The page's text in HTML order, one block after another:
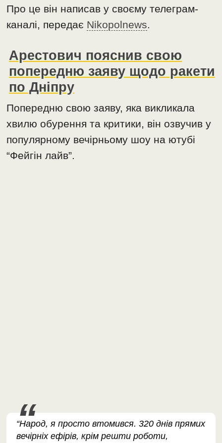
Про це він написав у своєму телеграм-
каналі, передає Nikopolnews.
Арестович пояснив свою
попередню заяву щодо ракети
по Дніпру
Попередню свою заяву, яка викликала
хвилю обурення та критики, він озвучив у
популярному вечірньому шоу на ютубі
“Фейгін лайв”.
“Народ, я просто втомився. 320 днів прямих
вечірніх ефірів, крім решти роботи,